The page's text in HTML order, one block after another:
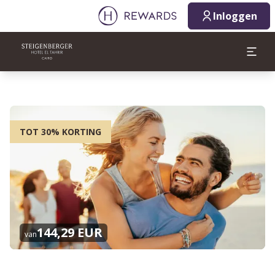
Inloggen
TOT 30% KORTING
van144,29 EUR